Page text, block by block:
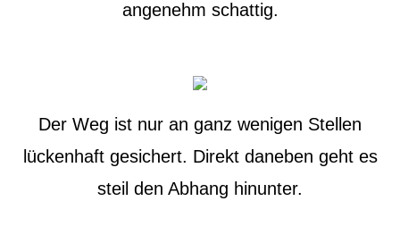
angenehm schattig.
Der Weg ist nur an ganz wenigen Stellen
lückenhaft gesichert. Direkt daneben geht es
steil den Abhang hinunter.